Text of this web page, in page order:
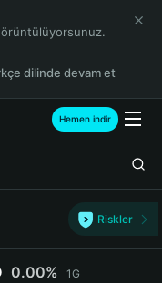
dilinde devam et
Hemen indir
Riskler
0.00% 1G